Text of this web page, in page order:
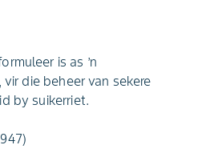
is as ’n
die beheer van sekere
by suikerriet.